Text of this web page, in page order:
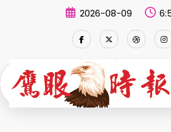
2026-08-09